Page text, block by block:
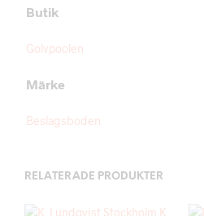
Butik
Golvpoolen
Märke
Beslagsboden
RELATERADE PRODUKTER